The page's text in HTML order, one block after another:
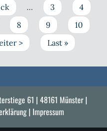
… Seite
3 Seite
4
Seite
8 Seite
9 Seite
10
>
Letzte
Seite
Last »
61 | 48161 Münster |
| Impressum